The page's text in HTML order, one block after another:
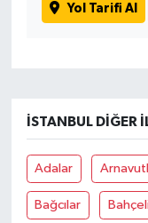
Yol Tarifi Al
İSTANBUL DIĞER
Adalar
Bağcılar